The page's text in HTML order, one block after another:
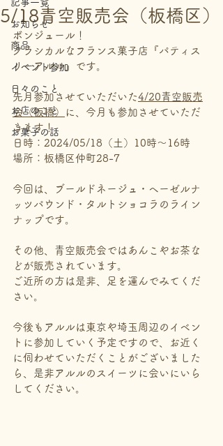
記事一覧
お知らせ
商品
イベント参加
日々のこと
お店のこと
お菓子の話
5/18青空販売会（板橋区）
ボンジュール！
クラシカルなフランス菓子店『パティス
リーアルル』です。
先月参加させていただいた 4/20青空販売
会（板橋）
に、今月も参加させていただ
きます！
日時：2024/05/18（土）10時～16時
場所：板橋区仲町28-7
今回は、ブールドネージュ・ヘーゼルナ
ッツパウンド・タルトショコラのライン
ナップです。
その他、青空販売会ではあんこやお茶な
どが販売されています。
ご近所の方は是非、足を運んでみてくだ
さい。
今後もアルルは東京や埼玉周辺のイベン
トに参加していく予定ですので、お近く
に伺わせていただくことがございました
ら、是非アルルのスイーツに会いにいら
してください。